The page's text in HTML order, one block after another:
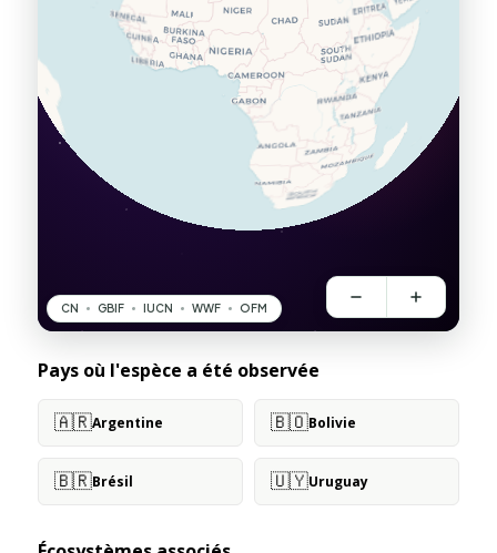
Pays où l'espèce a été observée
🇦🇷Argentine 🇧🇴Bolivie
🇧🇷Brésil 🇺🇾Uruguay